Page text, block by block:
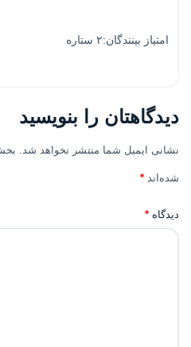
امتیاز بینندگان:۲ ستاره
دیدگاهتان را بنویسید
نشانی ایمیل شما منتشر نخواهد شد.
شده‌اند *
دیدگاه *